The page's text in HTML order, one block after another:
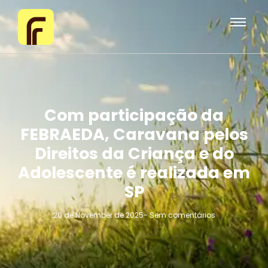
Com participação da
FEBRAEDA, Caravana pelos
Direitos da Criança e do
Adolescente é realizada em
SP
20 de November de 2025-Sem comentários